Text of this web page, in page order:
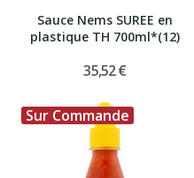
Sauce Nems SUREE en
plastique TH 700ml*(12)
35,52 €
Sur Commande